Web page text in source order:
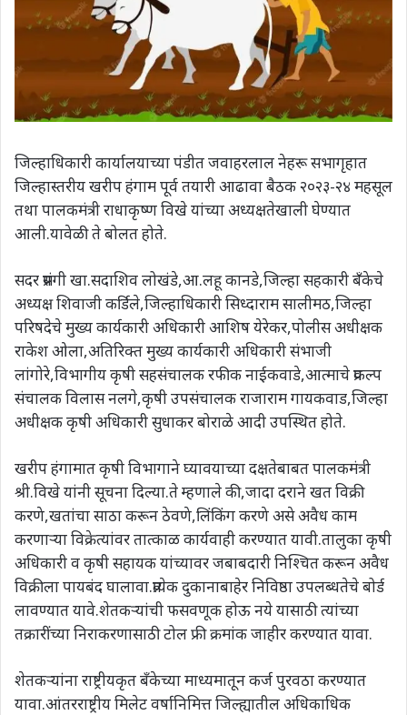
जिल्हाधिकारी कार्यालयाच्या पंडीत जवाहरलाल नेहरू सभागृहात
जिल्हास्तरीय खरीप हंगाम पूर्व तयारी आढावा बैठक २०२३-२४ महसूल
तथा पालकमंत्री राधाकृष्ण विखे यांच्या अध्यक्षतेखाली घेण्यात
आली.यावेळी ते बोलत होते.
सदर प्रसंगी खा.सदाशिव लोखंडे,आ.लहू कानडे,जिल्हा सहकारी बँकेचे
अध्यक्ष शिवाजी कर्डिले,जिल्हाधिकारी सिध्दाराम सालीमठ,जिल्हा
परिषदेचे मुख्य कार्यकारी अधिकारी आशिष येरेकर,पोलीस अधीक्षक
राकेश ओला‌,अतिरिक्त मुख्य कार्यकारी अधिकारी संभाजी
लांगोरे,विभागीय कृषी सहसंचालक रफीक नाईकवाडे,आत्माचे प्रकल्प
संचालक विलास नलगे,कृषी उपसंचालक राजाराम गायकवाड,जिल्हा
अधीक्षक कृषी अधिकारी सुधाकर बोराळे आदी उपस्थित होते.
खरीप हंगामात कृषी विभागाने घ्यावयाच्या दक्षतेबाबत पालकमंत्री
श्री.विखे यांनी सूचना दिल्या.ते म्हणाले की,जादा दराने खत विक्री
करणे,खतांचा साठा करून ठेवणे,लिंकिंग करणे असे अवैध काम
करणाऱ्या विक्रेत्यांवर तात्काळ कार्यवाही करण्यात यावी.तालुका कृषी
अधिकारी व कृषी सहायक यांच्यावर जबाबदारी निश्चित करून अवैध
विक्रीला पायबंद घालावा.प्रत्येक दुकानाबाहेर निविष्ठा उपलब्धतेचे बोर्ड
लावण्यात यावे.शेतकऱ्यांची फसवणूक होऊ नये यासाठी त्यांच्या
तक्रारींच्या निराकरणासाठी टोल फ्री क्रमांक जाहीर करण्यात यावा.
शेतकऱ्यांना राष्ट्रीयकृत बॅंकेच्या माध्यमातून कर्ज पुरवठा करण्यात
यावा.आंतरराष्ट्रीय मिलेट वर्षानिमित्त जिल्ह्यातील अधिकाधिक